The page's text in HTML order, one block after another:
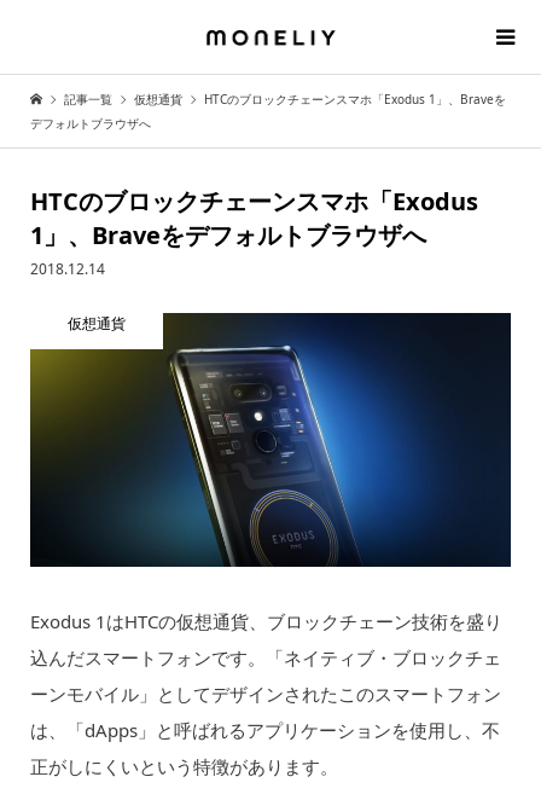
記事一覧 仮想通貨
HTCのブロックチェーンスマホ「Exodus 1」、Braveを
デフォルトブラウザへ
HTCのブロックチェーンスマホ「Exodus
1」、Braveをデフォルトブラウザへ
2018.12.14
仮想通貨
Exodus 1はHTCの仮想通貨、ブロックチェーン技術を盛り
込んだスマートフォンです。「ネイティブ・ブロックチェ
ーンモバイル」としてデザインされたこのスマートフォン
は、「dApps」と呼ばれるアプリケーションを使用し、不
正がしにくいという特徴があります。